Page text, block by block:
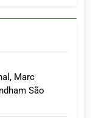
Marc
São